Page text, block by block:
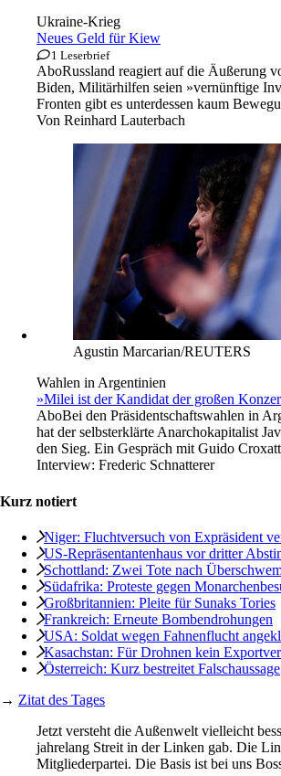
Ukraine-Krieg
Neues Geld für Kiew
1 Leserbrief
AboRussland reagiert auf die Äußerung
Biden, Militärhilfen seien »vernünftige
Fronten gibt es unterdessen kaum
Von Reinhard Lauterbach
Agustin Marcarian/REUTERS
Wahlen in Argentinien
»Milei ist der Kandidat der großen
AboBei den Präsidentschaftswahlen in
hat der selbsterklärte Anarchokapitalist
den Sieg. Ein Gespräch mit Guido
Interview: Frederic Schnatterer
Kurz notiert
Niger: Fluchtversuch von Expräsident
US-Repräsentantenhaus vor dritter
Schottland: Zwei Tote nach
Südafrika: Proteste gegen
Großbritannien: Pleite für Sunaks Tories
Frankreich: Erneute Bombendrohungen
USA: Soldat wegen Fahnenflucht
Kasachstan: Für Drohnen kein
Österreich: Kurz bestreitet Falschaussage
→ Zitat des Tages
Jetzt versteht die Außenwelt vielleicht
jahrelang Streit in der Linken gab. Die
Mitglieder­partei. Die Basis ist bei uns